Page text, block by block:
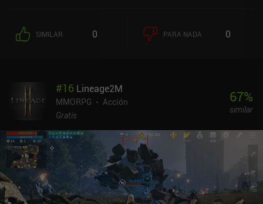
SIMILAR 0 PARA NADA 0
#16 Lineage2M
MMORPG
Acción
Gratis
67%
similar